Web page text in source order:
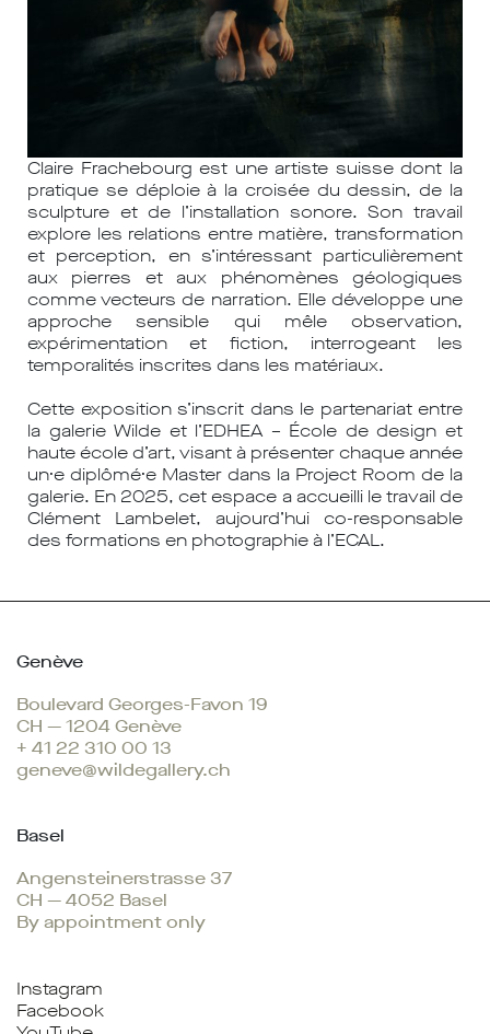
Claire Frachebourg est une artiste suisse dont la
pratique se déploie à la croisée du dessin, de la
sculpture et de l’installation sonore. Son travail
explore les relations entre matière, transformation
et perception, en s’intéressant particulièrement
aux pierres et aux phénomènes géologiques
comme vecteurs de narration. Elle développe une
approchesensible qui mêle observation,
expérimentation et fiction, interrogeant les
temporalités inscrites dans les matériaux.
Cette exposition s’inscrit dans le partenariat entre
la galerie Wilde et l’EDHEA – École de design et
haute école d’art, visant à présenter chaque année
un·e diplômé·e Master dans la Project Room de la
galerie. En 2025, cet espace a accueilli le travail de
Clément Lambelet, aujourd’hui co-responsable
des formations en photographie à l’ECAL.
Genève
Boulevard Georges-Favon 19
CH — 1204 Genève
+ 41 22 310 00 13
geneve@wildegallery.ch
Basel
Angensteinerstrasse 37
CH — 4052 Basel
By appointment only
Instagram
Facebook